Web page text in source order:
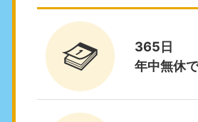
365日
年中無休
050-1881-5271
9:00〜19:00 年中無休
関東